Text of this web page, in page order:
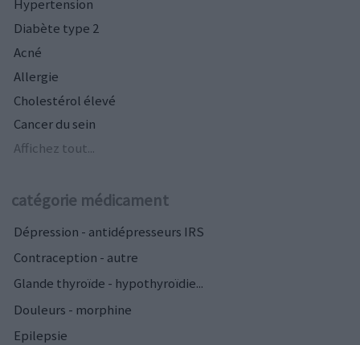
Hypertension
Diabète type 2
Acné
Allergie
Cholestérol élevé
Cancer du sein
Affichez tout...
catégorie médicament
Dépression - antidépresseurs IRS
Contraception - autre
Glande thyroïde - hypothyroïdie...
Douleurs - morphine
Epilepsie